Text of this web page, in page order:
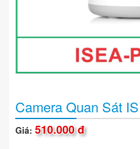
Camera Quan Sát
Giá: 510.000 đ